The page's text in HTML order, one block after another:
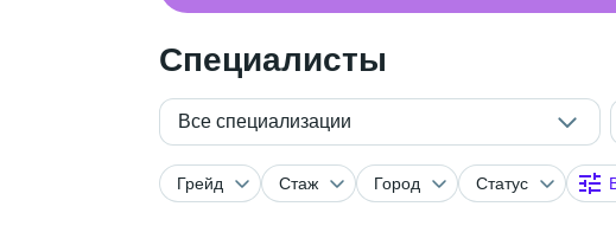
Специалисты
Все специализации
Грейд Стаж Город Статус